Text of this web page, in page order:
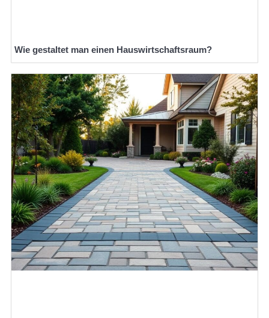
Wie gestaltet man einen Hauswirtschaftsraum?